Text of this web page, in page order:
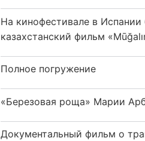
На кинофестивале в Испании
казахстанский фильм
Полное погружение
«Березовая роща» Марии
Документальный фильм о